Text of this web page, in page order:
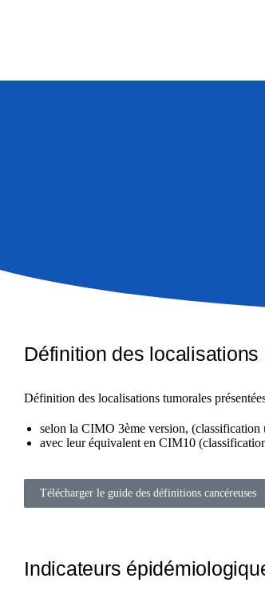
Définition des
Définition des localisations tumorales
selon la CIMO 3ème version, (classification
avec leur équivalent en CIM10
Télécharger le guide des définitions cancéreuses
Indicateurs